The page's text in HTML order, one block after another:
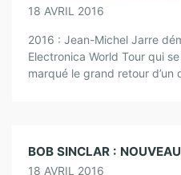
18 AVRIL 2016
2016 : Jean-Michel Jarre
Electronica World Tour qui
marqué le grand retour d’un
BOB SINCLAR :
18 AVRIL 2016